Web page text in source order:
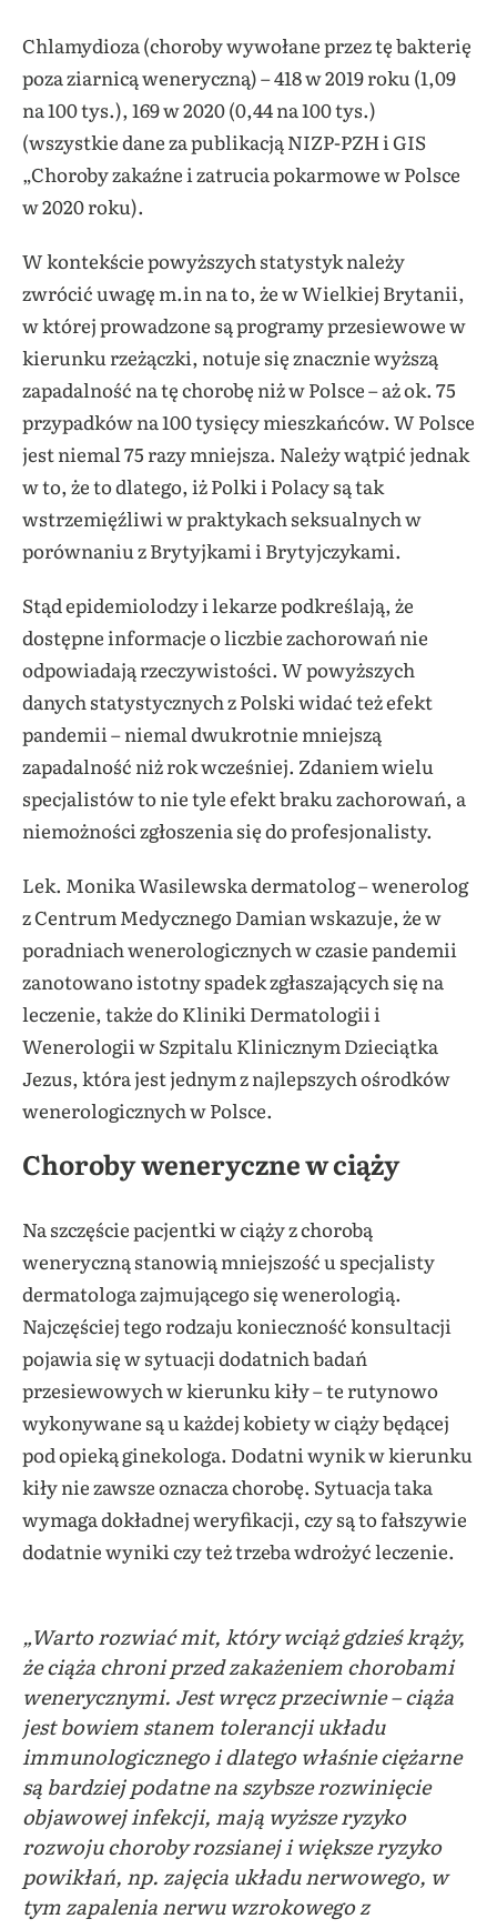
Chlamydioza (choroby wywołane przez tę bakterię
poza ziarnicą weneryczną) – 418 w 2019 roku (1,09
na 100 tys.), 169 w 2020 (0,44 na 100 tys.)
(wszystkie dane za publikacją NIZP-PZH i GIS
„Choroby zakaźne i zatrucia pokarmowe w Polsce
w 2020 roku).
W kontekście powyższych statystyk należy
zwrócić uwagę m.in na to, że w Wielkiej Brytanii,
w której prowadzone są programy przesiewowe w
kierunku rzeżączki, notuje się znacznie wyższą
zapadalność na tę chorobę niż w Polsce – aż ok. 75
przypadków na 100 tysięcy mieszkańców. W Polsce
jest niemal 75 razy mniejsza. Należy wątpić jednak
w to, że to dlatego, iż Polki i Polacy są tak
wstrzemięźliwi w praktykach seksualnych w
porównaniu z Brytyjkami i Brytyjczykami.
Stąd epidemiolodzy i lekarze podkreślają, że
dostępne informacje o liczbie zachorowań nie
odpowiadają rzeczywistości. W powyższych
danych statystycznych z Polski widać też efekt
pandemii – niemal dwukrotnie mniejszą
zapadalność niż rok wcześniej. Zdaniem wielu
specjalistów to nie tyle efekt braku zachorowań, a
niemożności zgłoszenia się do profesjonalisty.
Lek. Monika Wasilewska dermatolog – wenerolog
z Centrum Medycznego Damian wskazuje, że w
poradniach wenerologicznych w czasie pandemii
zanotowano istotny spadek zgłaszających się na
leczenie, także do Kliniki Dermatologii i
Wenerologii w Szpitalu Klinicznym Dzieciątka
Jezus, która jest jednym z najlepszych ośrodków
wenerologicznych w Polsce.
Choroby weneryczne w ciąży
Na szczęście pacjentki w ciąży z chorobą
weneryczną stanowią mniejszość u specjalisty
dermatologa zajmującego się wenerologią.
Najczęściej tego rodzaju konieczność konsultacji
pojawia się w sytuacji dodatnich badań
przesiewowych w kierunku kiły – te rutynowo
wykonywane są u każdej kobiety w ciąży będącej
pod opieką ginekologa. Dodatni wynik w kierunku
kiły nie zawsze oznacza chorobę. Sytuacja taka
wymaga dokładnej weryfikacji, czy są to fałszywie
dodatnie wyniki czy też trzeba wdrożyć leczenie.
„Warto rozwiać mit, który wciąż gdzieś krąży,
że ciąża chroni przed zakażeniem chorobami
wenerycznymi. Jest wręcz przeciwnie – ciąża
jest bowiem stanem tolerancji układu
immunologicznego i dlatego właśnie ciężarne
są bardziej podatne na szybsze rozwinięcie
objawowej infekcji, mają wyższe ryzyko
rozwoju choroby rozsianej i większe ryzyko
powikłań, np. zajęcia układu nerwowego, w
tym zapalenia nerwu wzrokowego z